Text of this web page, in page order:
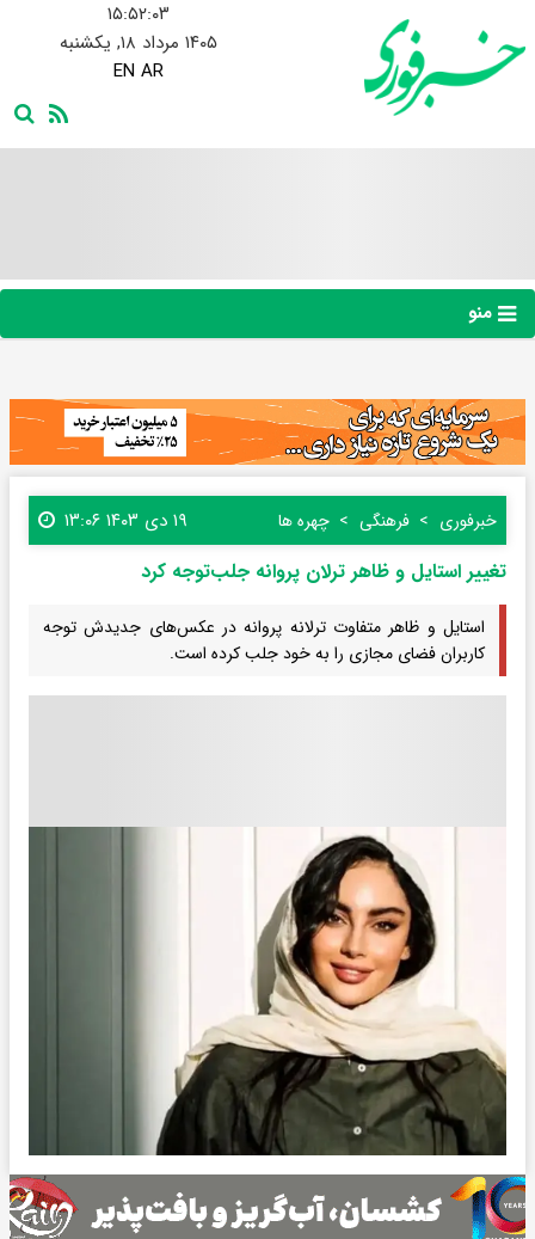
۱۵:۵۲:۰۴
۱۴۰۵ مرداد ۱۸, یکشنبه
EN AR
منو
خبرفوری فرهنگی چهره ها ۱۹ دی ۱۴۰۳ ۱۳:۰۶
تغییر استایل و ظاهر ترلان پروانه جلب‌توجه کرد
استایل و ظاهر متفاوت ترلانه پروانه در عکس‌های جدیدش توجه
کاربران فضای مجازی را به خود جلب کرده است.